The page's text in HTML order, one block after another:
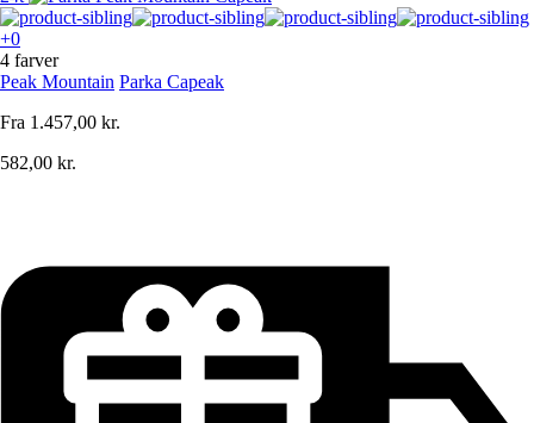
+0
4 farver
Peak Mountain Parka Capeak
Fra 1.457,00 kr.
582,00 kr.